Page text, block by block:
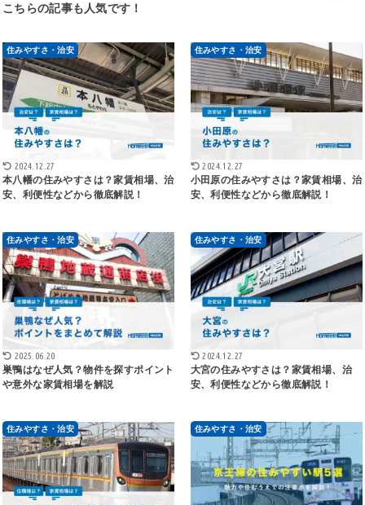
こちらの記事も人気です！
住みやすさ・治安
2024.12.27
本八幡の住みやすさは？家賃相場、治
安、利便性などから徹底解説！
住みやすさ・治安
2024.12.27
小田原の住みやすさは？家賃相場、治
安、利便性などから徹底解説！
住みやすさ・治安
2025.06.20
巣鴨はなぜ人気？物件を探すポイント
や意外な家賃相場を解説
住みやすさ・治安
2024.12.27
大宮の住みやすさは？家賃相場、治
安、利便性などから徹底解説！
住みやすさ・治安 住みやすさ・治安